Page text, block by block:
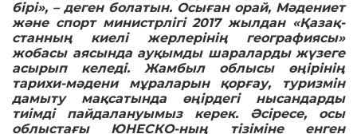
бірі», – деген болатын. Осыған орай, Мә­дениет
және спорт ми­нистрлігі 2017 жылдан «Қазақ­
стан­ның киелі жер­лерінің географиясы»
жобасы ая­сында ауқымды шара­ларды жү­зе­ге
асырып келеді. Жам­был облысы өңірінің
тарихи-мә­дени мұраларын қорғау, туризмін
дамыту мақсатын­да өңірдегі нысандарды
тиімді пай­далануымыз керек. Әсіресе, осы
облыстағы ЮНЕСКО-ның тізіміне енген